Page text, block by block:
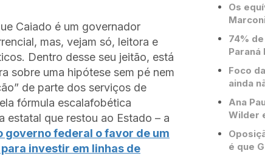
Caiado é um governador
mas, vejam só, leitora e
Dentro desse seu jeitão, está
sobre uma hipótese sem pé nem
de parte dos serviços de
fórmula escalafobética
estatal que restou ao Estado – a
governo federal o favor de um
investir em linhas de
Os
74%
Foco
ainda
Ana
Wilder
é que